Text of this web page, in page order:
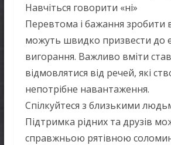
Навчіться говорити «ні»
Перевтома і бажання зробити
можуть швидко призвести до
вигорання. Важливо вміти
відмовлятися від речей, які
непотрібне навантаження.
Спілкуйтеся з близькими
Підтримка рідних та друзів
справжньою рятівною